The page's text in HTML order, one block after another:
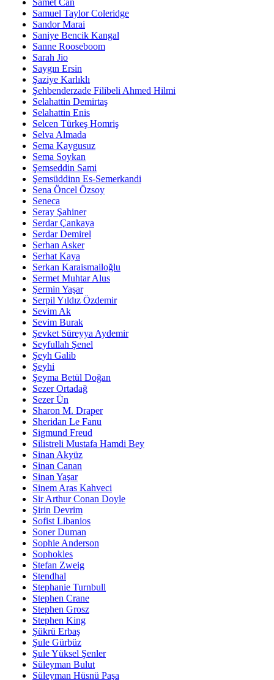
Samet Can
Samuel Taylor Coleridge
Sandor Marai
Saniye Bencik Kangal
Sanne Rooseboom
Sarah Jio
Saygın Ersin
Şaziye Karlıklı
Şehbenderzade Filibeli Ahmed Hilmi
Selahattin Demirtaş
Selahattin Enis
Selcen Türkeş Homriş
Selva Almada
Sema Kaygusuz
Sema Soykan
Şemseddin Sami
Şemsüddinn Es-Semerkandi
Sena Öncel Özsoy
Seneca
Seray Şahiner
Serdar Çankaya
Serdar Demirel
Serhan Asker
Serhat Kaya
Serkan Karaismailoğlu
Sermet Muhtar Alus
Şermin Yaşar
Serpil Yıldız Özdemir
Sevim Ak
Sevim Burak
Şevket Süreyya Aydemir
Seyfullah Şenel
Şeyh Galib
Şeyhi
Şeyma Betül Doğan
Sezer Ortadağ
Sezer Ün
Sharon M. Draper
Sheridan Le Fanu
Sigmund Freud
Silistreli Mustafa Hamdi Bey
Sinan Akyüz
Sinan Canan
Sinan Yaşar
Sinem Aras Kahveci
Sir Arthur Conan Doyle
Şirin Devrim
Sofist Libanios
Soner Duman
Sophie Anderson
Sophokles
Stefan Zweig
Stendhal
Stephanie Turnbull
Stephen Crane
Stephen Grosz
Stephen King
Şükrü Erbaş
Şule Gürbüz
Şule Yüksel Şenler
Süleyman Bulut
Süleyman Hüsnü Paşa